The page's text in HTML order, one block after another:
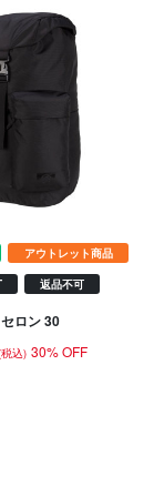
アウトレット商品
返品不可
ロン 30
込) 30% OFF